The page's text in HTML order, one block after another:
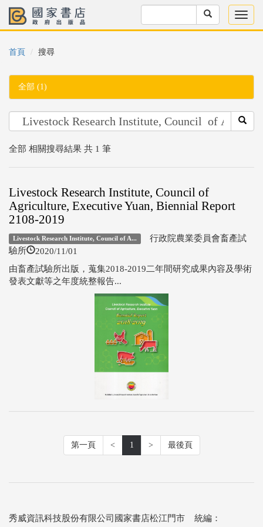
首頁 搜尋
全部 (1)
全部 相關搜尋結果 共 1 筆
Livestock Research Institute, Council of
Agriculture, Executive Yuan, Biennial Report
2108-2019
Livestock Research Institute, Council of A...
行政院農業委員會畜產試
驗所
2020/11/01
由畜產試驗所出版，蒐集2018-2019二年間研究成果內容及學術
發表文獻等之年度統整報告...
第一頁 < 1 > 最後頁
秀威資訊科技股份有限公司國家書店松江門市 統編：